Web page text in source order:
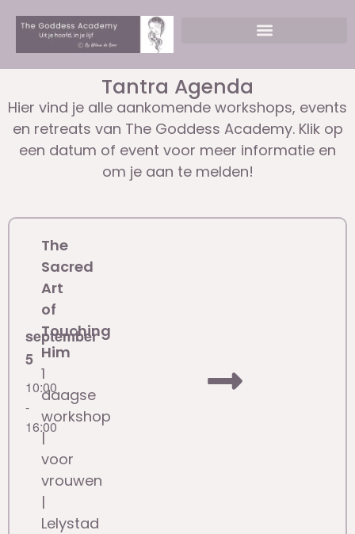
de
inhoud
Tantra Agenda
Hier vind je alle aankomende workshops, events
en retreats van The Goddess Academy. Klik op
een datum of event voor meer informatie en
om je aan te melden!
september
5
10:00
-
16:00
The
Sacred
Art
of
Touching
Him
1
daagse
workshop
|
voor
vrouwen
|
Lelystad